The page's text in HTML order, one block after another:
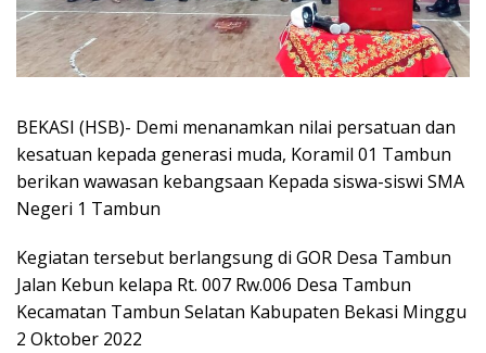
BEKASI (HSB)- Demi menanamkan nilai persatuan dan
kesatuan kepada generasi muda, Koramil 01 Tambun
berikan wawasan kebangsaan Kepada siswa-siswi SMA
Negeri 1 Tambun
Kegiatan tersebut berlangsung di GOR Desa Tambun
Jalan Kebun kelapa Rt. 007 Rw.006 Desa Tambun
Kecamatan Tambun Selatan Kabupaten Bekasi Minggu
2 Oktober 2022